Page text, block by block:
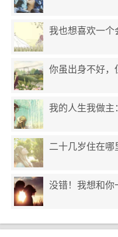
我也想喜欢一个
你虽出身不好，
我的人生我做主
二十几岁住在哪
没错！我想和你